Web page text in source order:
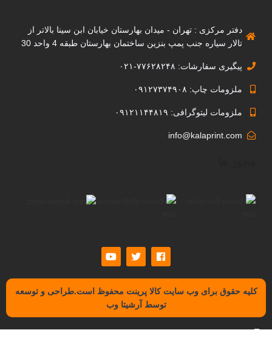
دفتر مرکزی : تهران - میدان بهارستان خیابان ابن سینا بالاتر از
تالار سیاره جنب پمپ بنزین ساختمان بهارستان طبقه 4 واحد 30
پیگیری سفارشات: ۷۷۶۲۸۲۴۸-۰۲۱
ملزومات چاپ: ۰۹۱۲۷۳۷۴۹۰۸
ملزومات لیتوگرافی: ۰۹۱۲۱۱۴۴۸۱۹
info@kalaprint.com
کلیه حقوق برای وب سایت کالا پرینت محفوظ است.طراحی و توسعه
توسط آرشیتا وب